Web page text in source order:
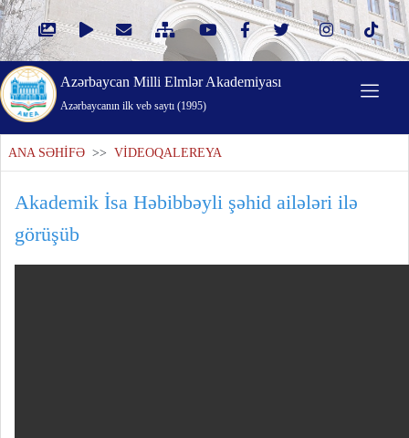
Azərbaycan Milli Elmlər Akademiyası
Azərbaycanın ilk veb saytı (1995)
ANA SƏHİFƏ >> VİDEOQALEREYA
Akademik İsa Həbibbəyli şəhid ailələri ilə
görüşüb